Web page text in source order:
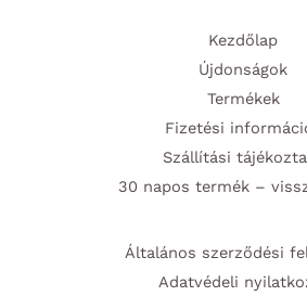
Kezdőlap
Újdonságok
Termékek
Fizetési
Szállítási
30 napos termék –
Általános szerződési
Adatvédeli